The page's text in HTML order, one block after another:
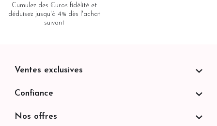
Cumulez des €uros fidélité et
déduisez jusqu'à 4% dès l'achat
suivant
Ventes exclusives
Confiance
Nos offres